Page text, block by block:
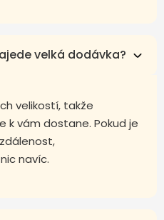
velká dodávka?
velikostí, takže
k vám dostane. Pokud je
navíc.